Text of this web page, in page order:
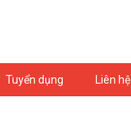
Tuyển dụng Liên hệ